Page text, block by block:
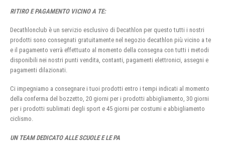
RITIRO E PAGAMENTO VICINO A TE:
Decathlonclub è un servizio esclusivo di Decathlon per questo tutti i nostri
prodotti sono consegnati gratuitamente nel negozio decathlon più vicino a te
e il pagamento verrà effettuato al momento della consegna con tutti i metodi
disponibili nei nostri punti vendita, contanti, pagamenti elettronici, assegni e
pagamenti dilazionati.
Ci impegniamo a consegnare i tuoi prodotti entro i tempi indicati al momento
della conferma del bozzetto, 20 giorni per i prodotti abbigliamento, 30 giorni
per i prodotti sublimati degli sport e 45 giorni per costumi e abbigliamento
ciclismo.
UN TEAM DEDICATO ALLE SCUOLE E LE PA